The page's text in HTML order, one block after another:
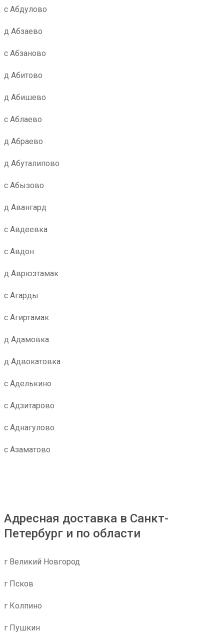
с Абдулово
д Абзаево
с Абзаново
д Абитово
д Абишево
с Аблаево
д Абраево
д Абуталипово
с Абызово
д Авангард
с Авдеевка
с Авдон
д Аврюзтамак
с Агарды
с Агиртамак
д Адамовка
д Адвокатовка
с Аделькино
с Адзитарово
с Аднагулово
с Азаматово
Адресная доставка в Санкт-
Петербург и по области
г Великий Новгород
г Псков
г Колпино
г Пушкин